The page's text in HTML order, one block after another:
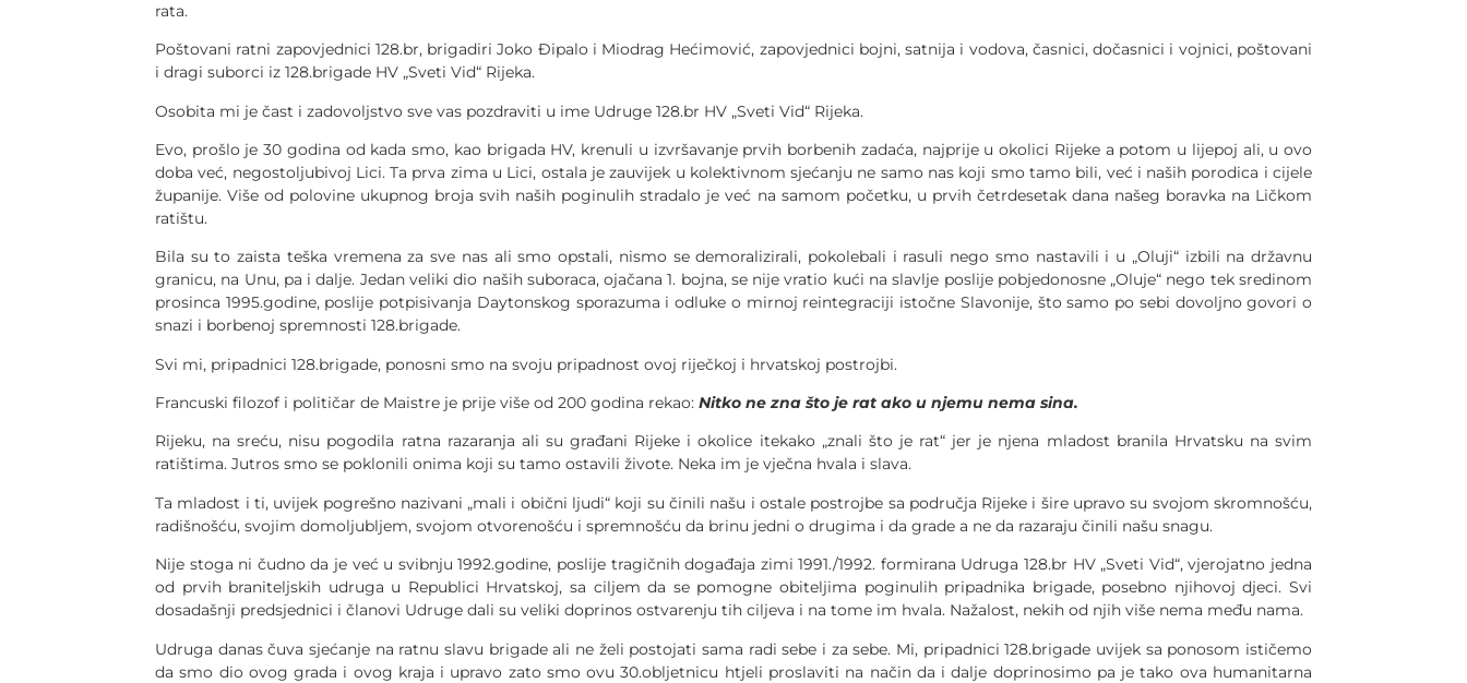
rata.
Poštovani ratni zapovjednici 128.br, brigadiri Joko Đipalo i Miodrag Hećimović, zapovjednici bojni, satnija i vodova, časnici, dočasnici i vojnici, poštovani
i dragi suborci iz 128.brigade HV „Sveti Vid“ Rijeka.
Osobita mi je čast i zadovoljstvo sve vas pozdraviti u ime Udruge 128.br HV „Sveti Vid“ Rijeka.
Evo, prošlo je 30 godina od kada smo, kao brigada HV, krenuli u izvršavanje prvih borbenih zadaća, najprije u okolici Rijeke a potom u lijepoj ali, u ovo
doba već, negostoljubivoj Lici. Ta prva zima u Lici, ostala je zauvijek u kolektivnom sjećanju ne samo nas koji smo tamo bili, već i naših porodica i cijele
županije. Više od polovine ukupnog broja svih naših poginulih stradalo je već na samom početku, u prvih četrdesetak dana našeg boravka na Ličkom
ratištu.
Bila su to zaista teška vremena za sve nas ali smo opstali, nismo se demoralizirali, pokolebali i rasuli nego smo nastavili i u „Oluji“ izbili na državnu
granicu, na Unu, pa i dalje. Jedan veliki dio naših suboraca, ojačana 1. bojna, se nije vratio kući na slavlje poslije pobjedonosne „Oluje“ nego tek sredinom
prosinca 1995.godine, poslije potpisivanja Daytonskog sporazuma i odluke o mirnoj reintegraciji istočne Slavonije, što samo po sebi dovoljno govori o
snazi i borbenoj spremnosti 128.brigade.
Svi mi, pripadnici 128.brigade, ponosni smo na svoju pripadnost ovoj riječkoj i hrvatskoj postrojbi.
Francuski filozof i političar de Maistre je prije više od 200 godina rekao: Nitko ne zna što je rat ako u njemu nema sina.
Rijeku, na sreću, nisu pogodila ratna razaranja ali su građani Rijeke i okolice itekako „znali što je rat“ jer je njena mladost branila Hrvatsku na svim
ratištima. Jutros smo se poklonili onima koji su tamo ostavili živote. Neka im je vječna hvala i slava.
Ta mladost i ti, uvijek pogrešno nazivani „mali i obični ljudi“ koji su činili našu i ostale postrojbe sa područja Rijeke i šire upravo su svojom skromnošću,
radišnošću, svojim domoljubljem, svojom otvorenošću i spremnošću da brinu jedni o drugima i da grade a ne da razaraju činili našu snagu.
Nije stoga ni čudno da je već u svibnju 1992.godine, poslije tragičnih događaja zimi 1991./1992. formirana Udruga 128.br HV „Sveti Vid“, vjerojatno jedna
od prvih braniteljskih udruga u Republici Hrvatskoj, sa ciljem da se pomogne obiteljima poginulih pripadnika brigade, posebno njihovoj djeci. Svi
dosadašnji predsjednici i članovi Udruge dali su veliki doprinos ostvarenju tih ciljeva i na tome im hvala. Nažalost, nekih od njih više nema među nama.
Udruga danas čuva sjećanje na ratnu slavu brigade ali ne želi postojati sama radi sebe i za sebe. Mi, pripadnici 128.brigade uvijek sa ponosom ističemo
da smo dio ovog grada i ovog kraja i upravo zato smo ovu 30.obljetnicu htjeli proslaviti na način da i dalje doprinosimo pa je tako ova humanitarna